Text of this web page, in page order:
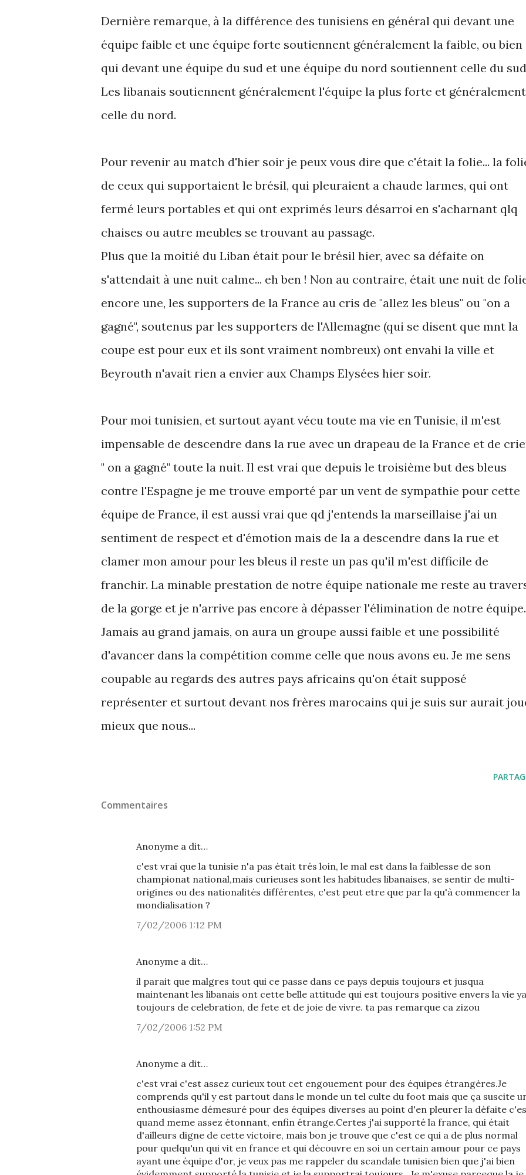
Dernière remarque, à la différence des tunisiens en général qui devant une
équipe faible et une équipe forte soutiennent généralement la faible, ou bien
qui devant une équipe du sud et une équipe du nord soutiennent celle du
Les libanais soutiennent généralement l'équipe la plus forte et généralement
celle du nord.
Pour revenir au match d'hier soir je peux vous dire que c'était la folie... la
de ceux qui supportaient le brésil, qui pleuraient a chaude larmes, qui ont
fermé leurs portables et qui ont exprimés leurs désarroi en s'acharnant qlq
chaises ou autre meubles se trouvant au passage.
Plus que la moitié du Liban était pour le brésil hier, avec sa défaite on
s'attendait à une nuit calme... eh ben ! Non au contraire, était une nuit de
encore une, les supporters de la France au cris de "allez les bleus" ou "on a
gagné", soutenus par les supporters de l'Allemagne (qui se disent que mnt la
coupe est pour eux et ils sont vraiment nombreux) ont envahi la ville et
Beyrouth n'avait rien a envier aux Champs Elysées hier soir.
Pour moi tunisien, et surtout ayant vécu toute ma vie en Tunisie, il m'est
impensable de descendre dans la rue avec un drapeau de la France et de
" on a gagné" toute la nuit. Il est vrai que depuis le troisième but des bleus
contre l'Espagne je me trouve emporté par un vent de sympathie pour cette
équipe de France, il est aussi vrai que qd j'entends la marseillaise j'ai un
sentiment de respect et d'émotion mais de la a descendre dans la rue et
clamer mon amour pour les bleus il reste un pas qu'il m'est difficile de
franchir. La minable prestation de notre équipe nationale me reste au
de la gorge et je n'arrive pas encore à dépasser l'élimination de notre équipe.
Jamais au grand jamais, on aura un groupe aussi faible et une possibilité
d'avancer dans la compétition comme celle que nous avons eu. Je me sens
coupable au regards des autres pays africains qu'on était supposé
représenter et surtout devant nos frères marocains qui je suis sur aurait
mieux que nous...
Commentaires
Anonyme a dit…
c'est vrai que la tunisie n'a pas était trés loin, le mal est dans la faiblesse de son
championat national,mais curieuses sont les habitudes libanaises, se sentir de multi-
origines ou des nationalités différentes, c'est peut etre que par la qu'à commencer la
mondialisation ?
7/02/2006 1:12 PM
Anonyme a dit…
il parait que malgres tout qui ce passe dans ce pays depuis toujours et jusqua
maintenant les libanais ont cette belle attitude qui est toujours positive envers la vie ya
toujours de celebration, de fete et de joie de vivre. ta pas remarque ca zizou
7/02/2006 1:52 PM
Anonyme a dit…
c'est vrai c'est assez curieux tout cet engouement pour des équipes étrangères.Je
comprends qu'il y est partout dans le monde un tel culte du foot mais que ça suscite
enthousiasme démesuré pour des équipes diverses au point d'en pleurer la défaite
quand meme assez étonnant, enfin étrange.Certes j'ai supporté la france, qui était
d'ailleurs digne de cette victoire, mais bon je trouve que c'est ce qui a de plus normal
pour quelqu'un qui vit en france et qui découvre en soi un certain amour pour ce pays
ayant une équipe d'or, je veux pas me rappeler du scandale tunisien bien que j'ai bien